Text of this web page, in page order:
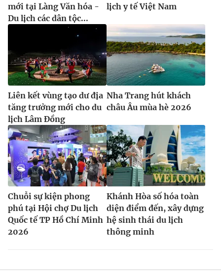
mới tại Làng Văn hóa -
Du lịch các dân tộc...
lịch y tế Việt Nam
Liên kết vùng tạo dư địa
tăng trưởng mới cho du
lịch Lâm Đồng
Nha Trang hút khách
châu Âu mùa hè 2026
Chuỗi sự kiện phong
phú tại Hội chợ Du lịch
Quốc tế TP Hồ Chí Minh
2026
Khánh Hòa số hóa toàn
diện điểm đến, xây dựng
hệ sinh thái du lịch
thông minh